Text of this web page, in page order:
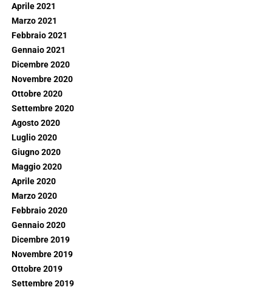
Aprile 2021
Marzo 2021
Febbraio 2021
Gennaio 2021
Dicembre 2020
Novembre 2020
Ottobre 2020
Settembre 2020
Agosto 2020
Luglio 2020
Giugno 2020
Maggio 2020
Aprile 2020
Marzo 2020
Febbraio 2020
Gennaio 2020
Dicembre 2019
Novembre 2019
Ottobre 2019
Settembre 2019